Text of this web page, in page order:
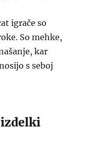
igrače so
So mehke,
kar
s seboj